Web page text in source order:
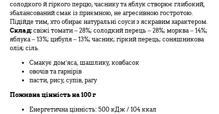
солодкого й гіркого перцю, часнику та яблук створює глибокий,
збалансований смак із приємною, не агресивною гостротою.
Підійде тим, хто обирає натуральні соуси з яскравим характером.
Склад:свіжі томати – 28%; солодкий перець – 28%; морква – 14%;
яблука – 13%; цибуля – 13%; часник; гіркий перець; соняшникова
олія; сіль.
Смакує дом’яса, шашлику, ковбасок
овочів та гарнірів
пасти, рису, супів, рагу
Поживна цінність на 100 г
Енергетична цінність: 500 кДж / 104 ккал